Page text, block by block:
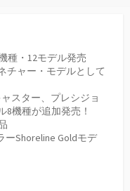
種・12モデル発売
チャー・モデルとして
スター、プレシジョ
8機種が追加発売！
ーShoreline Goldモデ